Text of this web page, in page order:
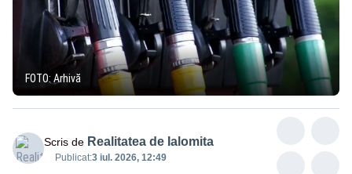
FOTO: Arhivă
Scris de Realitatea de Ialomita
Publicat:3 iul. 2026, 12:49